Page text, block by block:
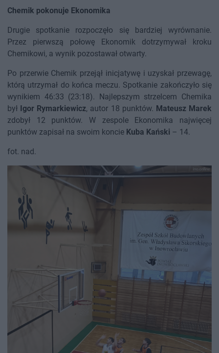
Chemik pokonuje Ekonomika
Drugie spotkanie rozpoczęło się bardziej wyrównanie.
Przez pierwszą połowę Ekonomik dotrzymywał kroku
Chemikowi, a wynik pozostawał otwarty.
Po przerwie Chemik przejął inicjatywę i uzyskał przewagę,
którą utrzymał do końca meczu. Spotkanie zakończyło się
wynikiem 46:33 (23:18). Najlepszym strzelcem Chemika
był Igor Rymarkiewicz, autor 18 punktów. Mateusz Marek
zdobył 12 punktów. W zespole Ekonomika najwięcej
punktów zapisał na swoim koncie Kuba Kański – 14.
fot. nad.